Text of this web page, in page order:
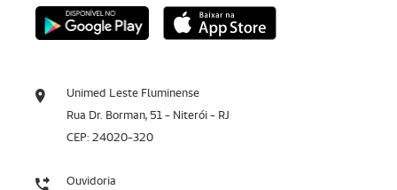
Unimed Leste Fluminense
Rua Dr. Borman, 51 - Niterói - RJ
CEP: 24020-320
Ouvidoria